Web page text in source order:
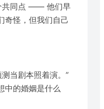
共同点 —— 他们早
奇怪，但我们自己
当剧本照着演。”
中的婚姻是什么